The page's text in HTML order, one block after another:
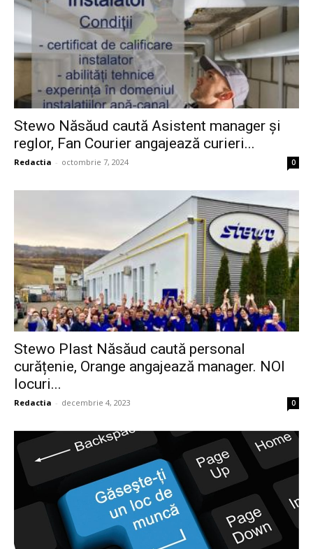
Stewo Năsăud caută Asistent manager și
reglor, Fan Courier angajează curieri...
Redactia - octombrie 7, 2024 0
Stewo Plast Năsăud caută personal
curățenie, Orange angajează manager. NOI
locuri...
Redactia - decembrie 4, 2023 0